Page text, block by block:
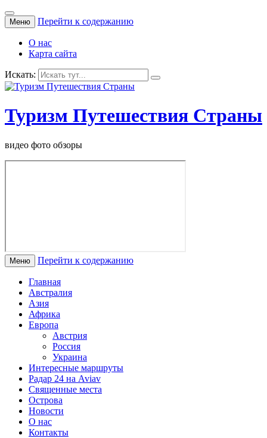
Меню Перейти к содержанию
О нас
Карта сайта
Искать:
Туризм Путешествия Страны
видео фото обзоры
Меню Перейти к содержанию
Главная
Австралия
Азия
Африка
Европа
Австрия
Россия
Украина
Интересные маршруты
Радар 24 на Aviav
Священные места
Острова
Новости
О нас
Контакты